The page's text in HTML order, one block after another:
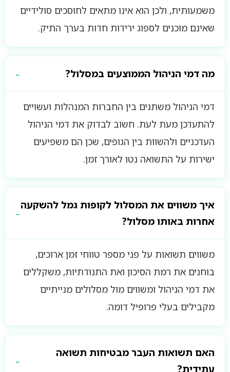
משמעותית, ולכן הוא אינו מתאים לחוסכים סולידיים
שאינם מוכנים לספוג ירידות חדות בערך התיק.
מה דמי הניהול הממוצעים במסלול?
דמי הניהול משתנים בין החברות המנהלות ועשויים
להתעדכן מעת לעת. חשוב לבדוק את דמי הניהול
העדכניים ולהשוות בין הגופים, שכן הם משפיעים
ישירות על התשואה נטו לאורך זמן.
איך משווים את המסלול לקופות גמל להשקעה
אחרות באותו מסלול?
משווים תשואות על פני מספר טווחי זמן ארוכים,
בוחנים את רמת הסיכון ואת התנודתיות, משקללים
את דמי הניהול ומשווים מול מסלולים מנייתיים
מקבילים בעלי פרופיל דומה.
האם תשואות העבר מבטיחות תשואה
עתידית?